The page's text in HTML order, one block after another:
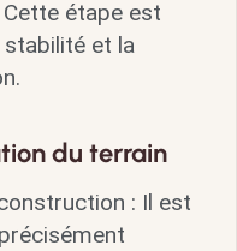
étape est
et la
du terrain
: Il est